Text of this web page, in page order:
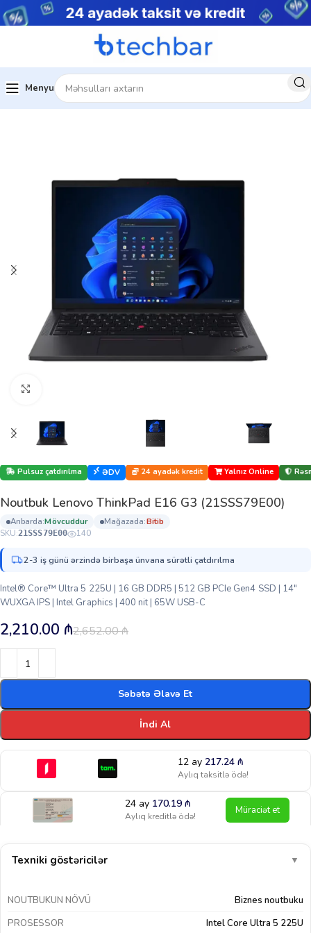
Menyu
Ev Noutbuklar Biznes noutbukları
Pulsuz çatdırılma ƏDV 24 ayadək kredit Yalnız Online
Noutbuk Lenovo ThinkPad E16 G3 (21SSS79E00)
anbarda: mövcuddur mağazada:
bi̇ti̇b
SKU:21SSS79E00 140
2-3 iş günü ərzində birbaşa ünvana sürətli çatdırılma
Intel® Core™ Ultra 5 225U | 16 GB DDR5 | 512 GB PCIe Gen4 SSD | 14″
WUXGA IPS | Intel Graphics | 400 nit | 65W USB-C
2,652.00₼
2,210.00 ₼
Səbətə Əlavə Et
İndi Al
12 ay 217.24 ₼
Aylıq taksitlə ödə!
24 ay 170.19₼
Aylıq kreditlə ödə! Müraciət et
Texniki göstəricilər ▼
NOUTBUKUN NÖVÜ
Biznes noutbuku
PROSESSOR
Intel Core Ultra 5 225U